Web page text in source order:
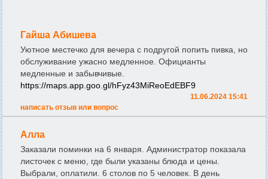
Гайша Абишева
Уютное местечко для вечера с подругой попить пивка, но
обслуживание ужасно медленное. Официанты
медленные и забывчивые.
https://maps.app.goo.gl/hFyz43MiReoEdEBF9
11.06.2024 15:41
написать отзыв или вопрос
Алла
Заказали поминки на 6 января. Администратор показала
листочек с меню, где были указаны блюда и цены.
Выбрали, оплатили. 6 столов по 5 человек. В день